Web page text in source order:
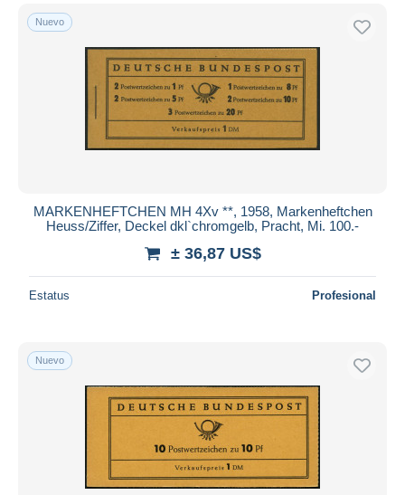
Nuevo
MARKENHEFTCHEN MH 4Xv **, 1958, Markenheftchen
Heuss/Ziffer, Deckel dkl`chromgelb, Pracht, Mi. 100.-
± 36,87 US$
Estatus Profesional
Nuevo